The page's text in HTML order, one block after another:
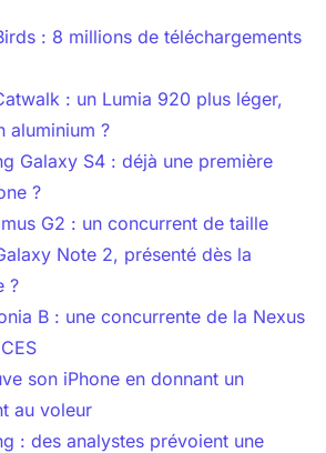
: 8 millions de téléchargements
: un Lumia 920 plus léger,
aluminium ?
Galaxy S4 : déjà une première
?
G2 : un concurrent de taille
Note 2, présenté dès la
?
B : une concurrente de la Nexus
son iPhone en donnant un
au voleur
: des analystes prévoient une